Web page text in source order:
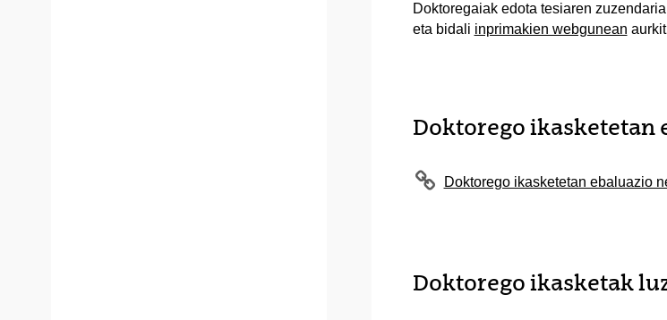
Doktoregaiak edota tesiaren
eta bidali inprimakien webgunean
Doktorego ikasketetan
Doktorego ikasketetan ebaluazio
Doktorego ikasketak